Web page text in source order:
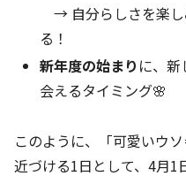
→ 自分らしさを楽し
る！
新年度の始まり に、
会えるタイミング🌸
このように、「可愛いウ
近づける1日として、4月1